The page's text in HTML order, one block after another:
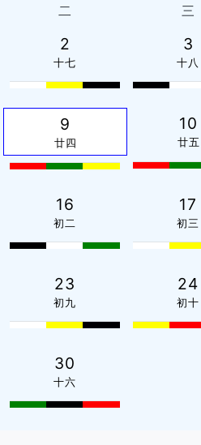
二 三
2
十七
3
十八
9
廿四
10
廿五
16
初二
17
初三
23
初九
24
初十
30
十六